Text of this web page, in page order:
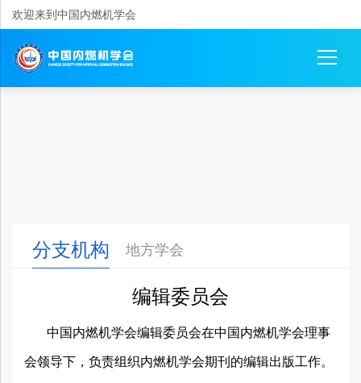
欢迎来到中国内燃机学会
分支机构 地方学会
编辑委员会
中国内燃机学会编辑委员会在中国内燃机学会理事
会领导下，负责组织内燃机学会期刊的编辑出版工作。